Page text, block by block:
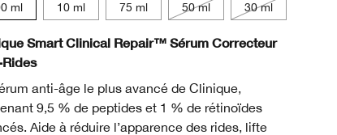
ml 10 ml 75 ml 50 ml 30 ml
Smart Clinical Repair™ Sérum Correcteur
anti-âge le plus avancé de Clinique,
9,5 % de peptides et 1 % de rétinoïdes
Aide à réduire l’apparence des rides, lifte